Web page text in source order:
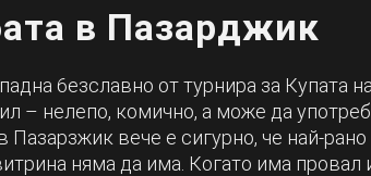
в Пазарджик
6eзславно от турнира за Купата
– нелепо, комично, а може да
Пазарзжик вече е сигурно, че най-
няма да има. Когато има провал